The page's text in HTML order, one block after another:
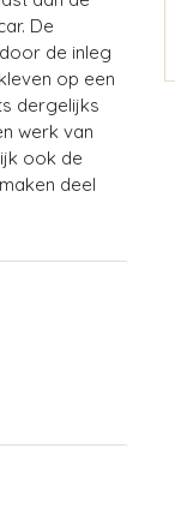
De
de inleg
op een
dergelijks
werk van
ook de
deel